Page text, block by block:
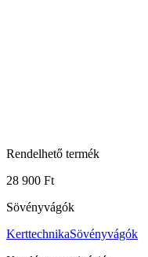
Rendelhető termék
28 900 Ft
Sövényvágók
KerttechnikaSövényvágók